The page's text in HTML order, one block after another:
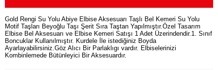
Gold Rengi Su Yolu Abiye Elbise Aksesuarı Taşlı Bel Kemeri Su Yolu
Motif Taşları Beyoğlu Taşı Şerit Sıra Taştan Yapılmıştır.Özel Tasarım
Elbise Bel Aksesuarı ve Elbise Kemeri Satışı 1 Adet Üzerindendir.1. Sınıf
Boncuklar Kullanılmıştır. Kurdele İle istediğiniz Boyda
Ayarlayabilirsiniz.Göz Alıcı Bir Parlaklıgı vardır. Elbiselerinizi
Kombinlemede Bütünleyici Bir Aksesuardır.